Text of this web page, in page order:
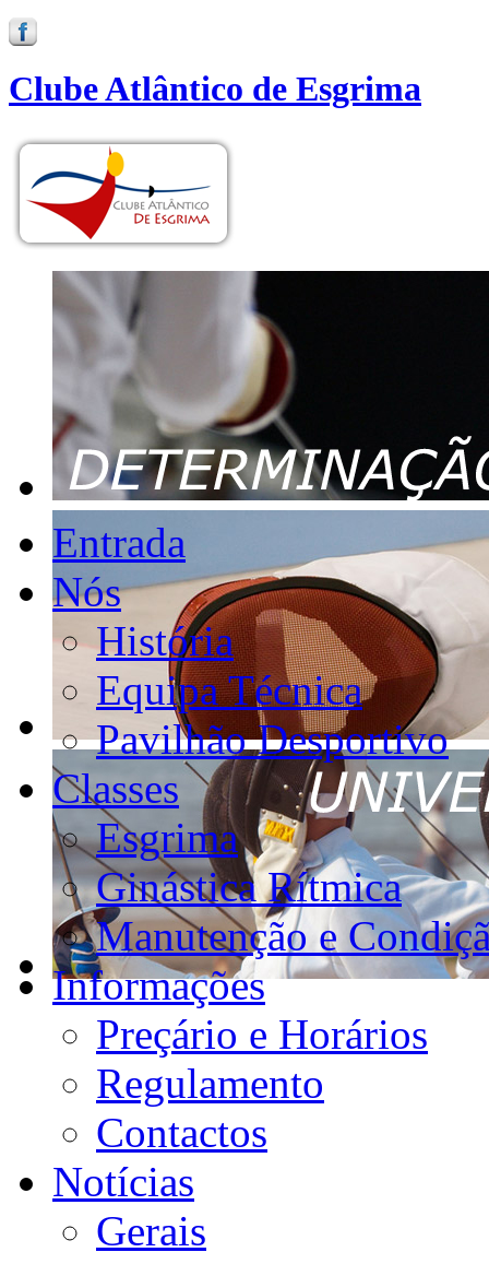
Clube Atlântico de Esgrima
Entrada
Nós
História
Equipa Técnica
Pavilhão Desportivo
Classes
Esgrima
Ginástica Rítmica
Manutenção e
Informações
Preçário e Horários
Regulamento
Contactos
Notícias
Gerais